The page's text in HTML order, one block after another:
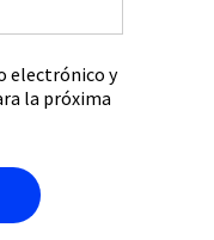
electrónico y
la próxima